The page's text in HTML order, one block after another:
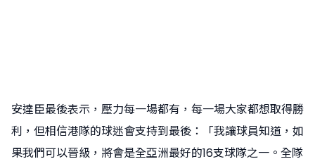
安達臣最後表示，壓力每一場都有，每一場大家都想取得勝
利，但相信港隊的球迷會支持到最後：「我讓球員知道，如
果我們可以晉級，將會是全亞洲最好的16支球隊之一。全隊